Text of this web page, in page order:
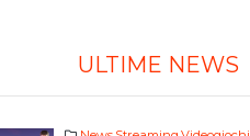
ULTIME NEWS